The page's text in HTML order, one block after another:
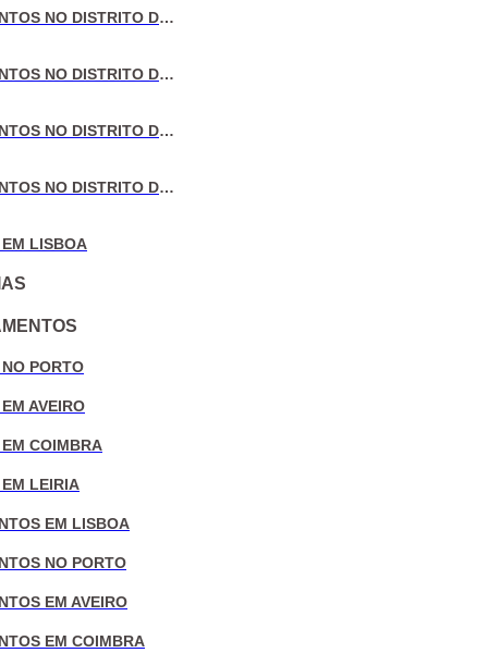
VENDA DE APARTAMENTOS NO DISTRITO DO PORTO
VENDA DE APARTAMENTOS NO DISTRITO DE AVEIRO
VENDA DE APARTAMENTOS NO DISTRITO DE COIMBRA
VENDA DE APARTAMENTOS NO DISTRITO DE LEIRIA
LISBOA
PORTO
AVEIRO
COIMBRA
LEIRIA
EM LISBOA
NO PORTO
EM AVEIRO
EM COIMBRA